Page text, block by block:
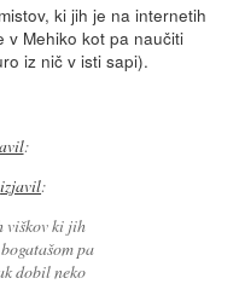
ki jih je na internetih
v Mehiko kot pa naučiti
iz nič v isti sapi).
:
izjavil:
viškov ki jih
pa
dobil neko